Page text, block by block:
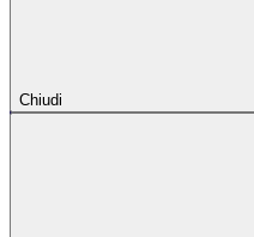
Chiudi